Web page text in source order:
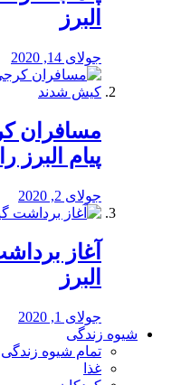
البرز
جولای 14, 2020
مسافران
پیام
جولای 2, 2020
آغاز
البرز
جولای 1, 2020
شیوه زندگی
تمام شیوه زندگی
غذا